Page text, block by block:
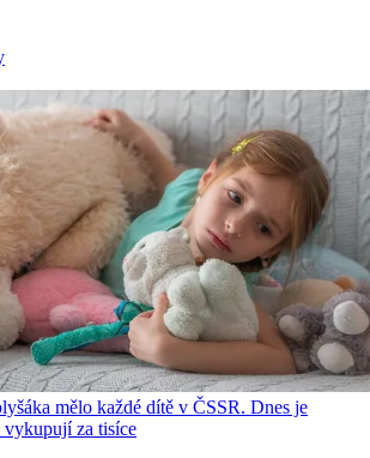
mělo každé dítě v ČSSR. Dnes je
vykupují za tisíce